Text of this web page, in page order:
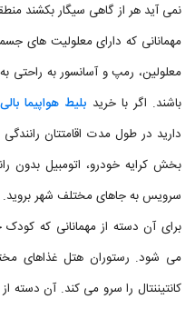
نمی آید هر از گاهی سیگار بکشند
مهمانانی که دارای معلولیت های
معلولین، رمپ و آسانسور به
باشند. اگر با خرید بلیط هواپیما بالی
دارید در طول مدت اقامتتان
بخش کرایه خودرو، اتومبیل بدون
سرویس به جاهای مختلف شهر بروید.
برای آن دسته از مهمانانی که
می‌ شود. رستوران هتل غذاهای
کانتیننتال را سرو می کند. آن دسته